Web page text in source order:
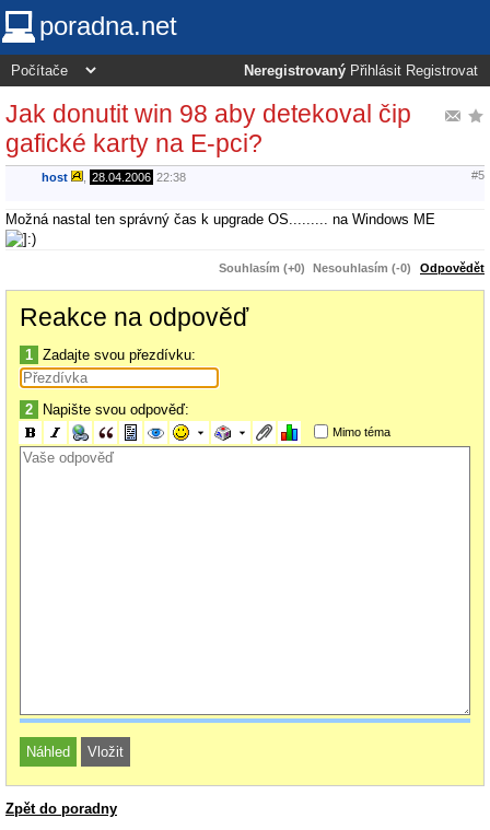
poradna.net
Neregistrovaný Přihlásit Registrovat
Jak donutit win 98 aby detekoval čip
gafické karty na E-pci?
host 28.04.2006 22:38 #5
Možná nastal ten správný čas k upgrade OS......... na Windows ME
Souhlasím (+0) Nesouhlasím (-0) Odpovědět
Reakce na odpověď
1 Zadajte svou přezdívku:
2 Napište svou odpověď:
Mimo téma
Zpět do poradny